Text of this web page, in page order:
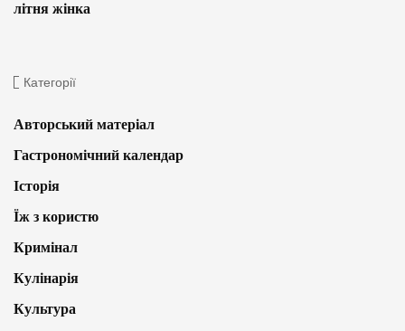
літня жінка
Категорії
Авторський матеріал
Гастрономічний календар
Історія
Їж з користю
Кримінал
Кулінарія
Культура